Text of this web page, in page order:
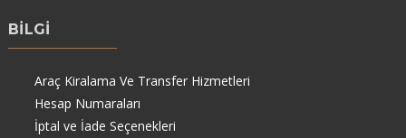
BİLGİ
Araç Kiralama Ve Transfer Hizmetleri
Hesap Numaraları
İptal ve İade Seçenekleri